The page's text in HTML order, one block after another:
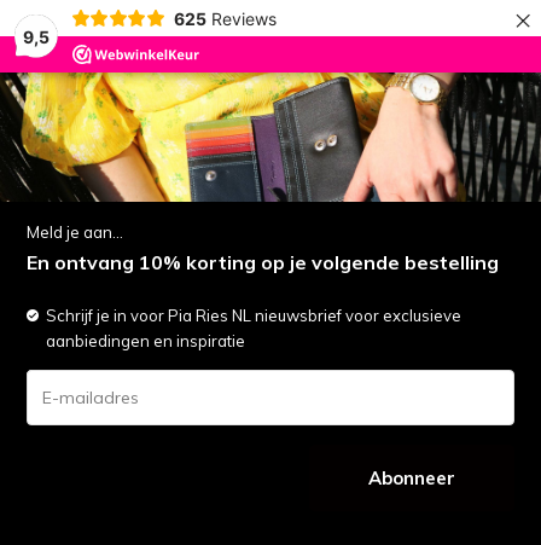
9,5
625 Reviews ×
zoeken inloggen
menu wishlist winkelwagen
0
LET OP: Vakantie | Alle bestellingen worden maandag 17 augustus verzonden
Pia Ries - Schoudertas/Crossbody Isoria 6008
Tropical Leer - Multicolor
Meld je aan...
En ontvang 10% korting op je volgende bestelling
Schrijf je in voor Pia Ries NL nieuwsbrief voor exclusieve
aanbiedingen en inspiratie
Abonneer